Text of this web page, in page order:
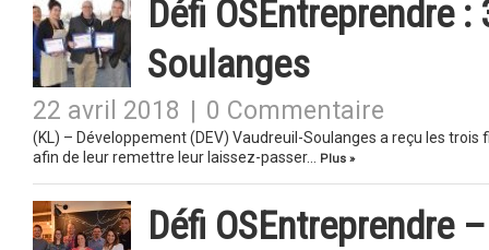
Défi OSEntreprendre
Soulanges
22 avril 2018 0 Commentaire
(KL) – Développement (DEV) Vaudreuil-Soulanges a reçu les
afin de leur remettre leur laissez-passer…
Plus »
Défi OSEntreprendre